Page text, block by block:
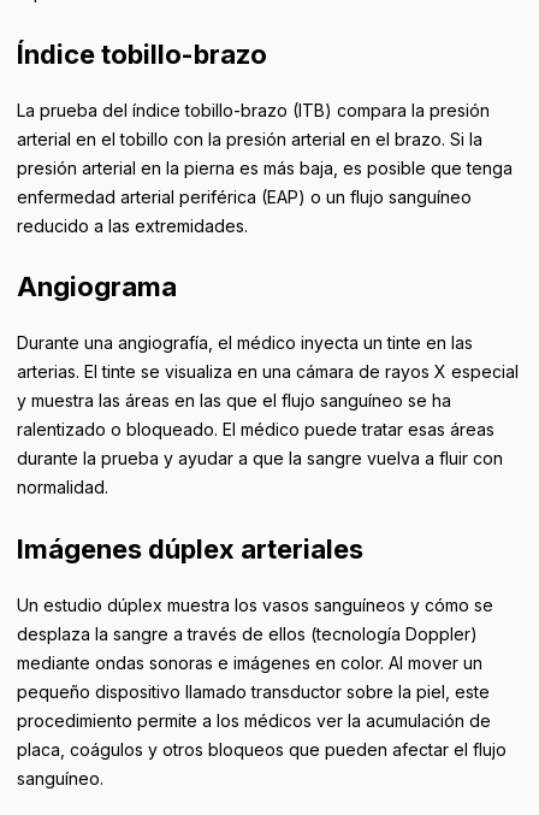
Índice tobillo-brazo
La prueba del índice tobillo-brazo (ITB) compara la presión
arterial en el tobillo con la presión arterial en el brazo. Si la
presión arterial en la pierna es más baja, es posible que tenga
enfermedad arterial periférica (EAP) o un flujo sanguíneo
reducido a las extremidades.
Angiograma
Durante una angiografía, el médico inyecta un tinte en las
arterias. El tinte se visualiza en una cámara de rayos X especial
y muestra las áreas en las que el flujo sanguíneo se ha
ralentizado o bloqueado. El médico puede tratar esas áreas
durante la prueba y ayudar a que la sangre vuelva a fluir con
normalidad.
Imágenes dúplex arteriales
Un estudio dúplex muestra los vasos sanguíneos y cómo se
desplaza la sangre a través de ellos (tecnología Doppler)
mediante ondas sonoras e imágenes en color. Al mover un
pequeño dispositivo llamado transductor sobre la piel, este
procedimiento permite a los médicos ver la acumulación de
placa, coágulos y otros bloqueos que pueden afectar el flujo
sanguíneo.